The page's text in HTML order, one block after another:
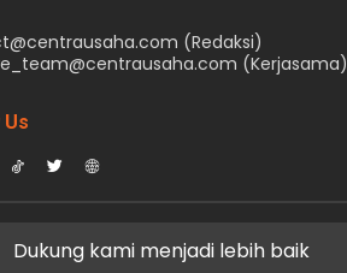
(Redaksi)
(Kerjasama)
Dukung kami menjadi lebih baik